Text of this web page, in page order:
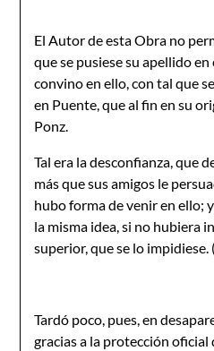
El Autor de esta Obra no
que se pusiese su apellido
convino en ello, con tal que
en Puente, que al fin en su
Ponz.
Tal era la desconfianza, que
más que sus amigos le
hubo forma de venir en ello;
la misma idea, si no hubiera
superior, que se lo impidiese.
Tardó poco, pues, en
gracias a la protección oficial